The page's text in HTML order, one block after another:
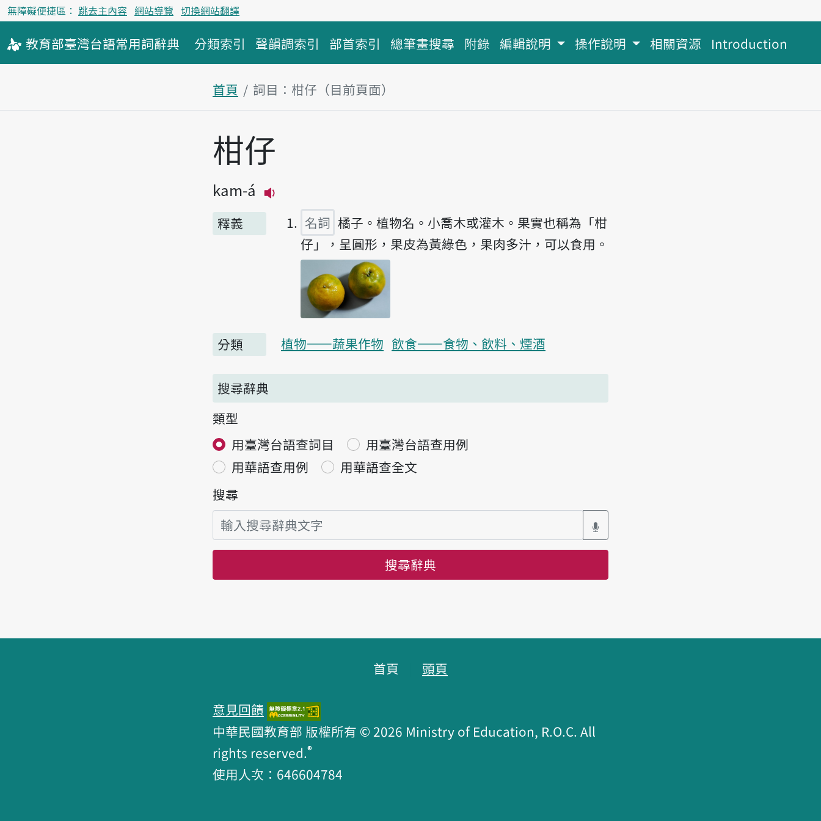
無障礙便捷區： 跳去主內容 網站導覽 切換網站翻譯
教育部臺灣台語常用詞辭典 分類索引 聲韻調索引 部首索引 總筆畫搜尋 附錄 編輯說明 操作說明 相關資源 Introduction
首頁 詞目：柑仔（目前頁面）
主內容區塊
柑仔
kam-á
釋義
名詞 橘子。植物名。小喬木或灌木。果實也稱為「柑
仔」，呈圓形，果皮為黃綠色，果肉多汁，可以食用。
分類 植物——蔬果作物 飲食——食物、飲料、煙酒
搜尋辭典
類型
用臺灣台語查詞目
用臺灣台語查用例
用華語查用例
用華語查全文
搜尋
搜尋辭典
首頁 頭頁
意見回饋
中華民國教育部 版權所有 © 2026 Ministry of Education, R.O.C. All
rights reserved.®
使用人次：646604784